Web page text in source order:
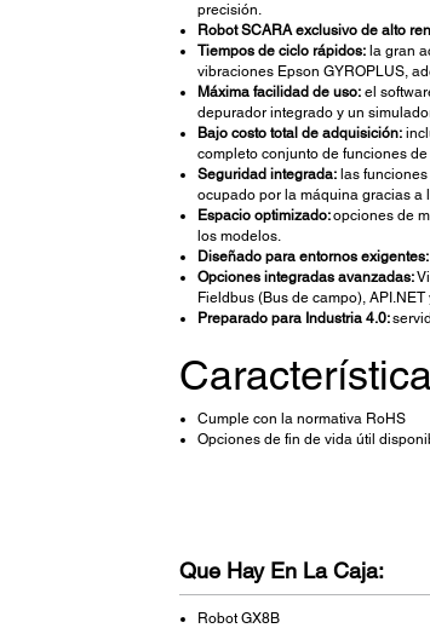
precisión.
Robot SCARA exclusivo de alto
Tiempos de ciclo rápidos:la gran
vibraciones Epson GYROPLUS,
Máxima facilidad de uso:el
depurador integrado y un
Bajo costo total de adquisición:
completo conjunto de funciones
Seguridad integrada:las funciones
ocupado por la máquina gracias
Espacio optimizado:opciones de
los modelos.
Diseñado para entornos exigentes:
Opciones integradas avanzadas:
Fieldbus (Bus de campo),
Preparado para Industria 4.0:
Cumple con la normativa RoHS
Opciones de fin de vida útil
Que Hay En La Caja:
Robot GX8B